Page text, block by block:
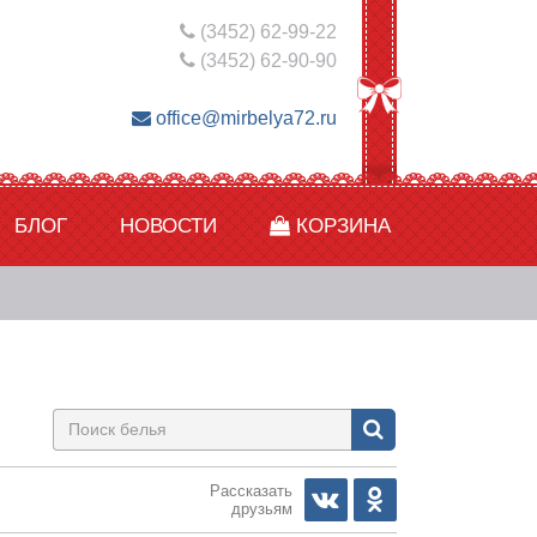
(3452) 62-99-22
(3452) 62-90-90
office@mirbelya72.ru
БЛОГ НОВОСТИ КОРЗИНА
Рассказать
друзьям